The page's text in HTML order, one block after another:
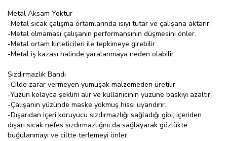
Metal Aksam Yoktur
-Metal sıcak çalışma ortamlarında ısıyı tutar ve çalışana aktarır.
-Metal olmaması çalışanın performansının düşmesini önler.
-Metal ortam kirleticileri ile tepkimeye girebilir.
-Metal iş kazası halinde yaralanmaya neden olabilir.
Sızdırmazlık Bandı
-Cilde zarar vermeyen yumuşak malzemeden üretilir
-Yüzün kolayca şeklini alır ve kullanıcının yüzüne baskıyı azaltır.
-Çalışanın yüzünde maske yokmuş hissi uyandırır.
-Dışarıdan içeri koruyucu sızdırmazlığı sağladığı gibi, içeriden
dışarı sıcak nefes sızdırmazlığını da sağlayarak gözlükte
buğulanmayı ve ciltte terlemeyi önler.